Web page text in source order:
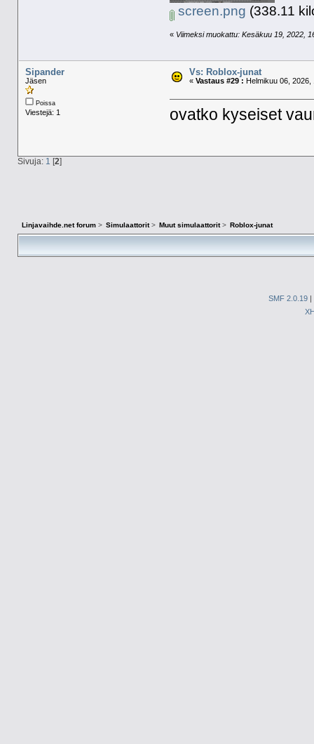
screen.png (338.11
« Viimeksi muokattu: Kesäkuu 19, 2022,
Sipander
Jäsen
Poissa
Viestejä: 1
Vs: Roblox-junat
« Vastaus #29 : Helmikuu 06, 2026,
ovatko kyseiset
Sivuja: 1 [2]
Linjavaihde.net forum> Simulaattorit> Muut simulaattorit> Roblox-junat
SMF 2.0.19